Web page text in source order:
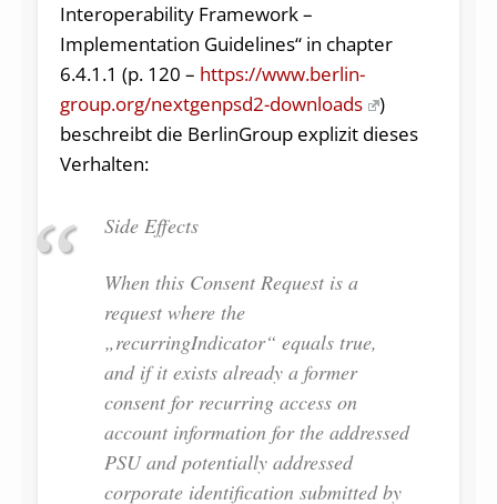
Interoperability Framework –
Implementation Guidelines“ in chapter
6.4.1.1 (p. 120 – https://www.berlin-
group.org/nextgenpsd2-downloads
)
beschreibt die BerlinGroup explizit dieses
Verhalten:
Side Effects
When this Consent Request is a
request where the
„recurringIndicator“ equals true,
and if it exists already a former
consent for recurring access on
account information for the addressed
PSU and potentially addressed
corporate identification submitted by